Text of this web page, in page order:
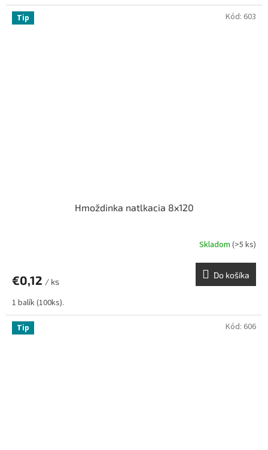
Tip
Hmoždinka natlkacia 8x120
Skladom (>5 ks)
€0,12 / ks
Do košíka
1 balík (100ks).
Kód: 603
Tip Kód: 606